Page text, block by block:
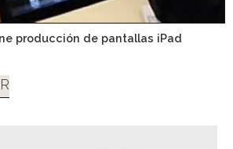
producción de pantallas iPad